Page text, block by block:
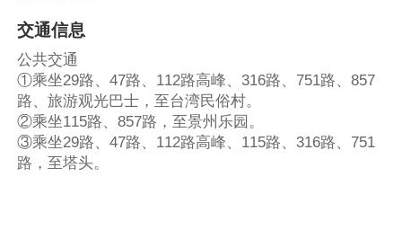
交通信息
公共交通
①乘坐29路、47路、112路高峰、316路、751路、857
路、旅游观光巴士，至台湾民俗村。
②乘坐115路、857路，至景州乐园。
③乘坐29路、47路、112路高峰、115路、316路、751
路，至塔头。